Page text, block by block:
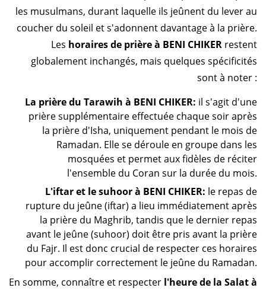
les musulmans, durant laquelle ils jeûnent du lever au
coucher du soleil et s'adonnent davantage à la prière.
Les horaires de prière à BENI CHIKER restent
globalement inchangés, mais quelques spécificités
sont à noter :
La prière du Tarawih à BENI CHIKER: il s'agit d'une
prière supplémentaire effectuée chaque soir après
la prière d'Isha, uniquement pendant le mois de
Ramadan. Elle se déroule en groupe dans les
mosquées et permet aux fidèles de réciter
l'ensemble du Coran sur la durée du mois.
L'iftar et le suhoor à BENI CHIKER: le repas de
rupture du jeûne (iftar) a lieu immédiatement après
la prière du Maghrib, tandis que le dernier repas
avant le jeûne (suhoor) doit être pris avant la prière
du Fajr. Il est donc crucial de respecter ces horaires
pour accomplir correctement le jeûne du Ramadan.
En somme, connaître et respecter l'heure de la Salat à